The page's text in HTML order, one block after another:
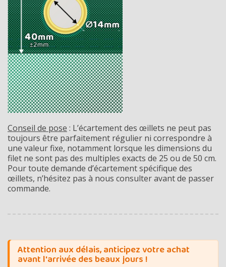
Conseil de pose : L’écartement des œillets ne peut pas
toujours être parfaitement régulier ni correspondre à
une valeur fixe, notamment lorsque les dimensions du
filet ne sont pas des multiples exacts de 25 ou de 50 cm.
Pour toute demande d’écartement spécifique des
œillets, n’hésitez pas à nous consulter avant de passer
commande.
Attention aux délais, anticipez votre achat
avant l'arrivée des beaux jours !